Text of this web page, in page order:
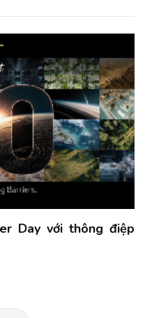
Day với thông điệp